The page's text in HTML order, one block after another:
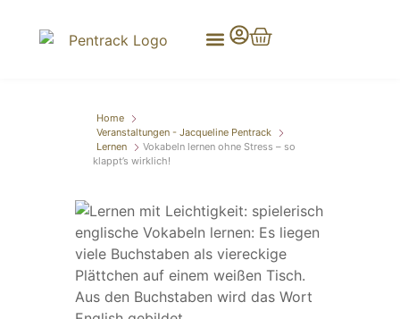
Home
Veranstaltungen - Jacqueline Pentrack
Lernen
Vokabeln lernen ohne Stress – so
klappt’s wirklich!